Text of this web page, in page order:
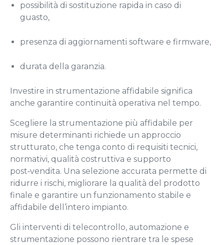
possibilità di sostituzione rapida in caso di
guasto,
presenza di aggiornamenti software e firmware,
durata della garanzia.
Investire in strumentazione affidabile significa
anche garantire continuità operativa nel tempo.
Scegliere la strumentazione più affidabile per
misure d eterminanti richiede un approccio
strutturato, che tenga conto di requisiti tecnici,
normativi, qualità costruttiva e supporto
post‑vendita. Una selezione accurata permette di
ridurre i rischi, migliorare la qualità del prodotto
finale e garantire un funzionamento stabile e
affidabile dell’intero impianto.
Gli interventi di telecontrollo, automazione e
strumentazione possono rientrare tra le spese